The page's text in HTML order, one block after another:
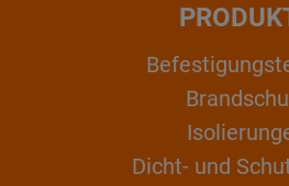
Dicht- und